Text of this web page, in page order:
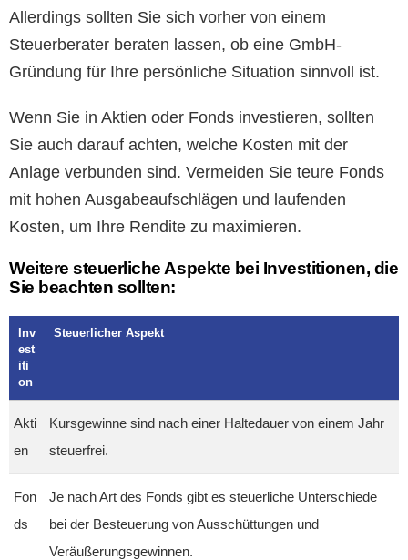
Allerdings sollten Sie sich vorher von einem
Steuerberater beraten lassen, ob eine GmbH-
Gründung für Ihre persönliche Situation sinnvoll ist.
Wenn Sie in Aktien oder Fonds investieren, sollten
Sie auch darauf achten, welche Kosten mit der
Anlage verbunden sind. Vermeiden Sie teure Fonds
mit hohen Ausgabeaufschlägen und laufenden
Kosten, um Ihre Rendite zu maximieren.
Weitere steuerliche Aspekte bei Investitionen, die
Sie beachten sollten:
Inv
est
iti
on
Steuerlicher Aspekt
Akti
en
Kursgewinne sind nach einer Haltedauer von einem Jahr
steuerfrei.
Fon
ds
Je nach Art des Fonds gibt es steuerliche Unterschiede
bei der Besteuerung von Ausschüttungen und
Veräußerungsgewinnen.